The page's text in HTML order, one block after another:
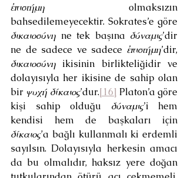
ἐπιστήμη olmaksızın
δικαιοσύνη ne tek başına δύναμις’dir
ne de sadece ve sadece ἐπιστήμη
δικαιοσύνη ikisinin birlikteliğidir ve
dolayısıyla her ikisine de sahip olan
bir ψυχή δίκαιος’dur.[16] Platon’a göre
kişi sahip olduğu δύναμις’i hem
δίκαιος’a bağlı kullanmalı ki erdemli
sayılsın. Dolayısıyla herkesin amacı
da bu olmalıdır, haksız yere doğan